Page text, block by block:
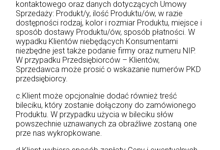
kontaktowego oraz danych dotyczących Umowy
Sprzedaży: Produkt/y, ilość Produktu/ów, w razie
dostępności rodzaj, kolor i rozmiar Produktu, miejsce i
sposób dostawy Produktu/ów, sposób płatności. W
wypadku Klientów niebędących Konsumentami
niezbędne jest także podanie firmy oraz numeru NIP.
W przypadku Przedsiębiorców – Klientów,
Sprzedawca może prosić o wskazanie numerów PKD
przedsiębiorcy.
c.Klient może opcjonalnie dodać również treść
bileciku, który zostanie dołączony do zamówionego
Produktu. W przypadku użycia w bileciku słów
powszechnie uznawanych za obraźliwe zostaną one
prze nas wykropkowane.